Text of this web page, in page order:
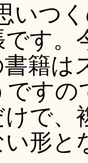
いつ
す。
籍は
す
で、
い形と